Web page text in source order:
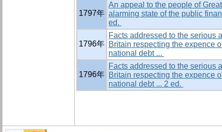
1797年
An appeal to the people of
alarming state of the public
ed.
1796年
Facts addressed to the serious
Britain respecting the expence
national debt ...
1796年
Facts addressed to the serious
Britain respecting the expence
national debt ... 2 ed.